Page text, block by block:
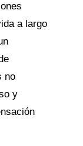
a largo
no
y